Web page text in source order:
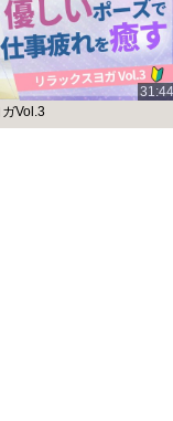
31:44
Vol.3